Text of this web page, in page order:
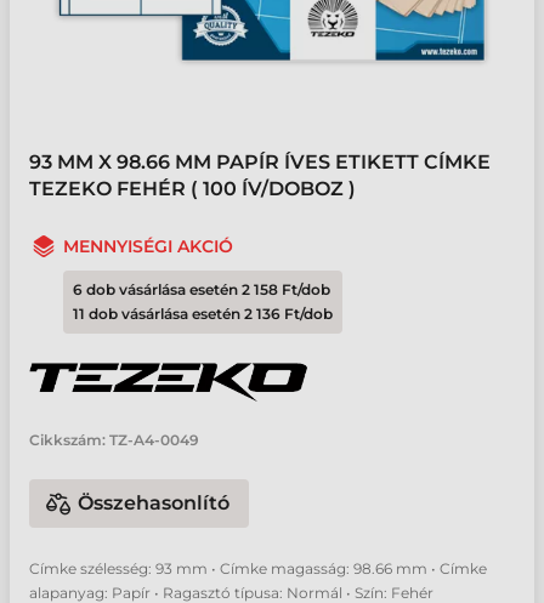
93 MM X 98.66 MM PAPÍR ÍVES ETIKETT CÍMKE
TEZEKO FEHÉR ( 100 ÍV/DOBOZ )
MENNYISÉGI AKCIÓ
6 dob vásárlása esetén 2 158 Ft/dob
11 dob vásárlása esetén 2 136 Ft/dob
Cikkszám: TZ-A4-0049
Összehasonlító
Címke szélesség: 93 mm • Címke magasság: 98.66 mm • Címke
alapanyag: Papír • Ragasztó típusa: Normál • Szín: Fehér